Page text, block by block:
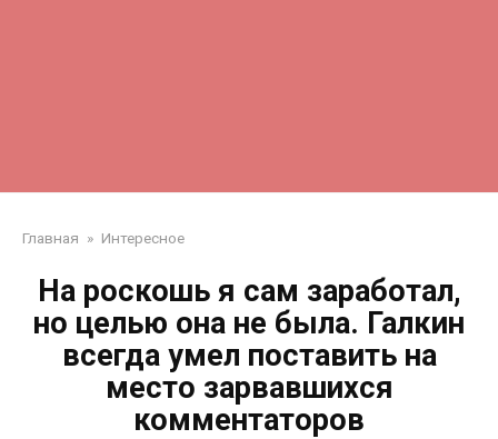
Главная » Интересное
На роскошь я сам заработал,
но целью она не была. Галкин
всегда умел поставить на
место зарвавшихся
комментаторов